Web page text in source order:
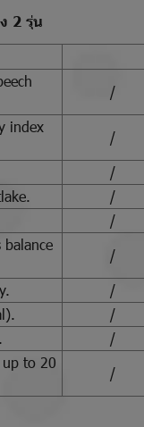
2 รุ่น
/
index
/
/
/
/
/
/
/
/
to 20
/